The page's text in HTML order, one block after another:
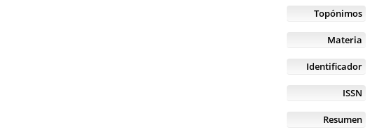
Topónimos
Materia
Identificador
ISSN
Resumen